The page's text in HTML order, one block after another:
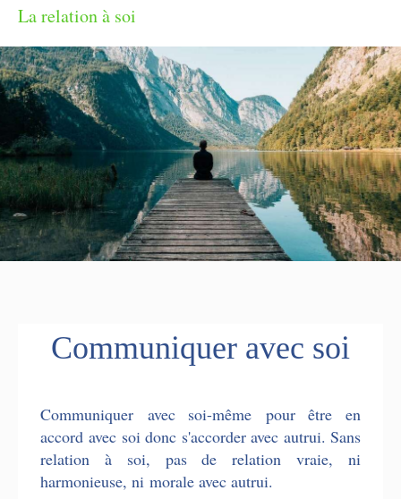
La relation à soi
Communiquer avec soi
Communiquer avec soi-même pour être en
accord avec soi donc s'accorder avec autrui. Sans
relation à soi, pas de relation vraie, ni
harmonieuse, ni morale avec autrui.